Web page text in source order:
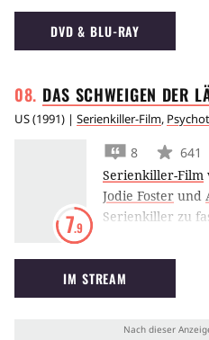
wenn man unter
DVD & BLU-RAY
DAS SCHWEIGEN DER
US(1991) | Serienkiller-Film,
7.9
8 641
Serienkiller-Film
Jodie Foster und
Serienkiller zu
berüchtigten
IM STREAM